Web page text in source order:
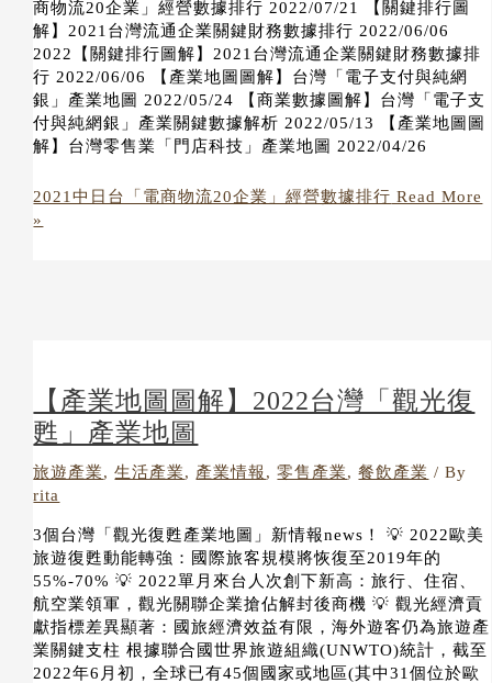
商物流20企業」經營數據排行 2022/07/21 【關鍵排行圖
解】2021台灣流通企業關鍵財務數據排行 2022/06/06
2022【關鍵排行圖解】2021台灣流通企業關鍵財務數據排
行 2022/06/06 【產業地圖圖解】台灣「電子支付與純網
銀」產業地圖 2022/05/24 【商業數據圖解】台灣「電子支
付與純網銀」產業關鍵數據解析 2022/05/13 【產業地圖圖
解】台灣零售業「門店科技」產業地圖 2022/04/26
2021中日台「電商物流20企業」經營數據排行 Read More
»
【產業地圖圖解】2022台灣「觀光復
甦」產業地圖
旅遊產業,生活產業, 產業情報,零售產業,餐飲產業 / By
rita
3個台灣「觀光復甦產業地圖」新情報news！ 💡 2022歐美
旅遊復甦動能轉強：國際旅客規模將恢復至2019年的
55%-70% 💡 2022單月來台人次創下新高：旅行、住宿、
航空業領軍，觀光關聯企業搶佔解封後商機 💡 觀光經濟貢
獻指標差異顯著：國旅經濟效益有限，海外遊客仍為旅遊產
業關鍵支柱 根據聯合國世界旅遊組織(UNWTO)統計，截至
2022年6月初，全球已有45個國家或地區(其中31個位於歐